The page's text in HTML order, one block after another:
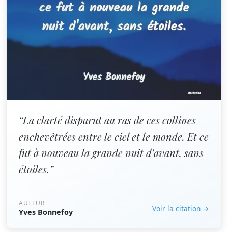
“La clarté disparut au ras de ces collines
enchevêtrées entre le ciel et le monde. Et ce
fut à nouveau la grande nuit d'avant, sans
étoiles.”
AUTEUR
Yves Bonnefoy Voir la citation →